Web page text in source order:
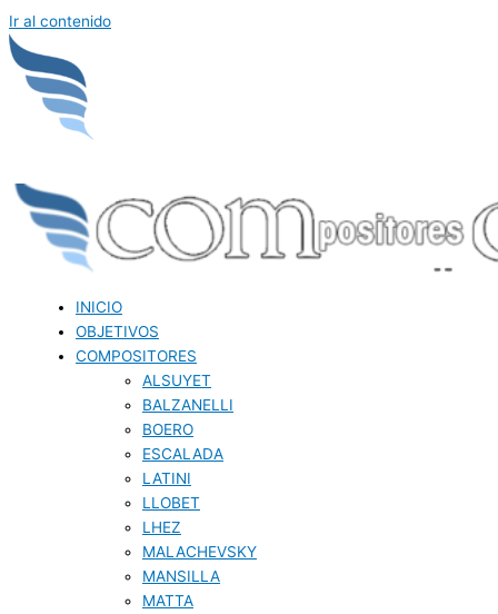
Ir al contenido
INICIO
OBJETIVOS
COMPOSITORES
ALSUYET
BALZANELLI
BOERO
ESCALADA
LATINI
LLOBET
LHEZ
MALACHEVSKY
MANSILLA
MATTA